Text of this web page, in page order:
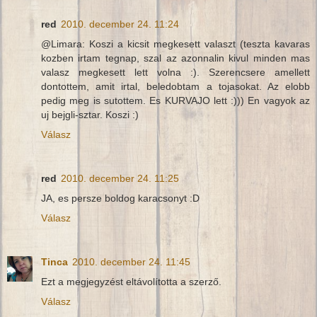
red 2010. december 24. 11:24
@Limara: Koszi a kicsit megkesett valaszt (teszta kavaras
kozben irtam tegnap, szal az azonnalin kivul minden mas
valasz megkesett lett volna :). Szerencsere amellett
dontottem, amit irtal, beledobtam a tojasokat. Az elobb
pedig meg is sutottem. Es KURVAJO lett :))) En vagyok az
uj bejgli-sztar. Koszi :)
Válasz
red 2010. december 24. 11:25
JA, es persze boldog karacsonyt :D
Válasz
Tinca 2010. december 24. 11:45
Ezt a megjegyzést eltávolította a szerző.
Válasz